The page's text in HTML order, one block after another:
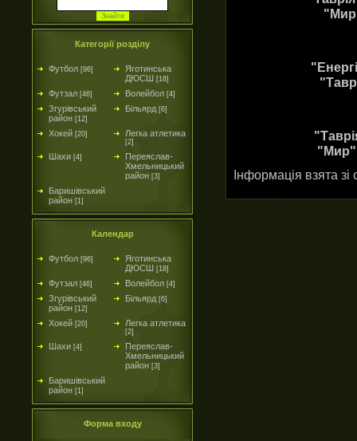
Категорії розділу
Футбол [96]
Яготинська
ДЮСШ [18]
Футзал [46] Волейбол [4]
Згурівський
район [12]
Більярд [6]
Хокей [20] Легка атлетика
[2]
Шахи [4]
Переяслав-
Хмельницький
район [3]
Баришівський
район [1]
Календар
Футбол [96]
Яготинська
ДЮСШ [18]
Футзал [46] Волейбол [4]
Згурівський
район [12]
Більярд [6]
Хокей [20] Легка атлетика
[2]
Шахи [4]
Переяслав-
Хмельницький
район [3]
Баришівський
район [1]
Форма входу
"Мир"
Інформація взята зі